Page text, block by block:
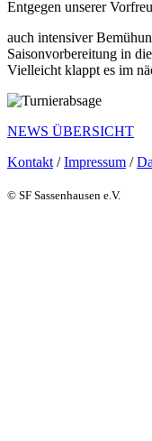
Entgegen unserer
auch intensiver
Saisonvorbereitung in
Vielleicht klappt es im
NEWS ÜBERSICHT
Kontakt /Impressum /
© SF Sassenhausen e.V.